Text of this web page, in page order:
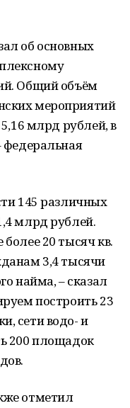
об основных
Общий объём
мероприятий
5,16 млрд рублей, в
федеральная
145 различных
млрд рублей.
20 тысяч кв.
3,4 тысячи
найма, – сказал
построить 23
сети водо- и
200 площадок
отметил